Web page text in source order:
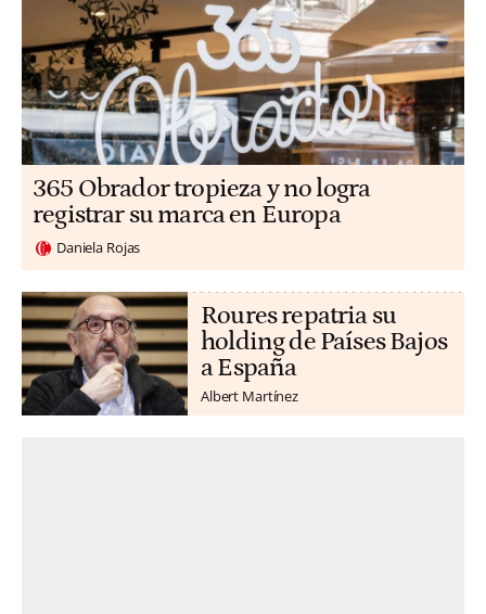
365 Obrador tropieza y no logra
registrar su marca en Europa
Daniela Rojas
Roures repatria su
holding de Países Bajos
a España
Albert Martínez